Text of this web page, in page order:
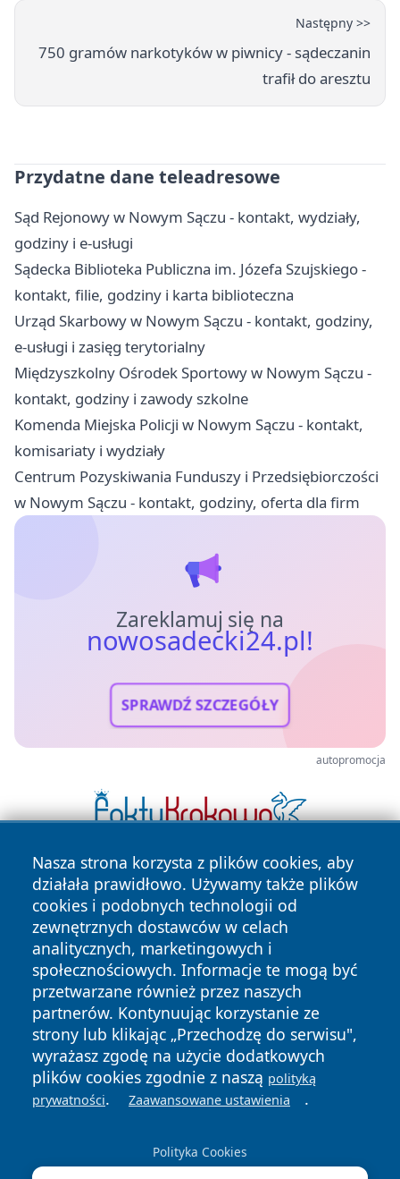
Następny >>
750 gramów narkotyków w piwnicy - sądeczanin
trafił do aresztu
Przydatne dane teleadresowe
Sąd Rejonowy w Nowym Sączu - kontakt, wydziały,
godziny i e-usługi
Sądecka Biblioteka Publiczna im. Józefa Szujskiego -
kontakt, filie, godziny i karta biblioteczna
Urząd Skarbowy w Nowym Sączu - kontakt, godziny,
e-usługi i zasięg terytorialny
Międzyszkolny Ośrodek Sportowy w Nowym Sączu -
kontakt, godziny i zawody szkolne
Komenda Miejska Policji w Nowym Sączu - kontakt,
komisariaty i wydziały
Centrum Pozyskiwania Funduszy i Przedsiębiorczości
w Nowym Sączu - kontakt, godziny, oferta dla firm
Zareklamuj się na
nowosadecki24.pl!
SPRAWDŹ SZCZEGÓŁY
autopromocja
Nasza strona korzysta z plików cookies, aby
działała prawidłowo. Używamy także plików
cookies i podobnych technologii od
zewnętrznych dostawców w celach
analitycznych, marketingowych i
społecznościowych. Informacje te mogą być
przetwarzane również przez naszych
partnerów. Kontynuując korzystanie ze
strony lub klikając „Przechodzę do serwisu",
wyrażasz zgodę na użycie dodatkowych
plików cookies zgodnie z naszą polityką
prywatności. Zaawansowane ustawienia .
Polityka Cookies
Copyright © 2026 nowosadecki24.pl Wszystkie prawa
zastrzeżone.
News Autorzy
Polityka
Prywatności
Polityka
Cookies